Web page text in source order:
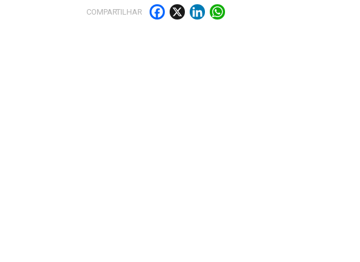
COMPARTILHAR Facebook
X LinkedIn
WhatsApp